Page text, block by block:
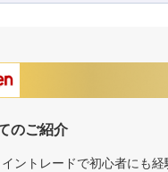
のご紹介
ントレードで初心者にも